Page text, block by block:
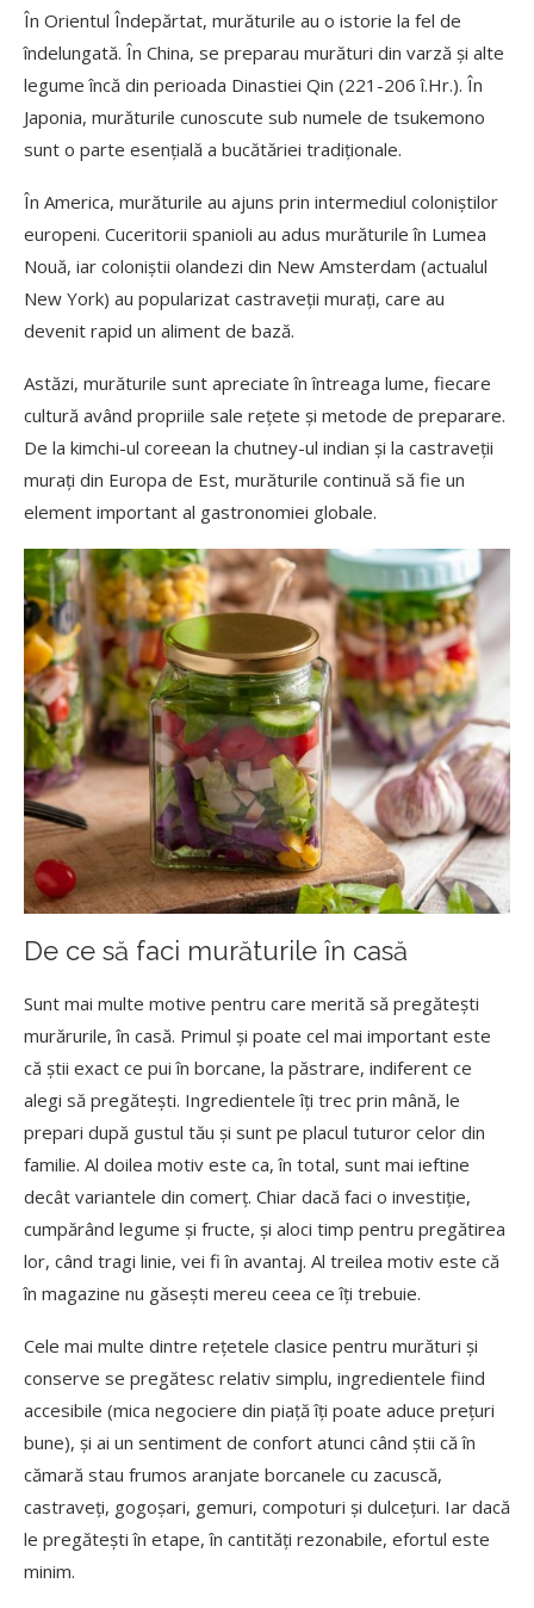
În Orientul Îndepărtat, murăturile au o istorie la fel de
îndelungată. În China, se preparau murături din varză și alte
legume încă din perioada Dinastiei Qin (221-206 î.Hr.). În
Japonia, murăturile cunoscute sub numele de tsukemono
sunt o parte esențială a bucătăriei tradiționale.
În America, murăturile au ajuns prin intermediul coloniștilor
europeni. Cuceritorii spanioli au adus murăturile în Lumea
Nouă, iar coloniștii olandezi din New Amsterdam (actualul
New York) au popularizat castraveții murați, care au
devenit rapid un aliment de bază.
Astăzi, murăturile sunt apreciate în întreaga lume, fiecare
cultură având propriile sale rețete și metode de preparare.
De la kimchi-ul coreean la chutney-ul indian și la castraveții
murați din Europa de Est, murăturile continuă să fie un
element important al gastronomiei globale.
De ce să faci murăturile în casă
Sunt mai multe motive pentru care merită să pregătești
murărurile, în casă. Primul și poate cel mai important este
că știi exact ce pui în borcane, la păstrare, indiferent ce
alegi să pregătești. Ingredientele îți trec prin mână, le
prepari după gustul tău și sunt pe placul tuturor celor din
familie. Al doilea motiv este ca, în total, sunt mai ieftine
decât variantele din comerț. Chiar dacă faci o investiție,
cumpărând legume și fructe, și aloci timp pentru pregătirea
lor, când tragi linie, vei fi în avantaj. Al treilea motiv este că
în magazine nu găsești mereu ceea ce îți trebuie.
Cele mai multe dintre rețetele clasice pentru murături și
conserve se pregătesc relativ simplu, ingredientele fiind
accesibile (mica negociere din piață îți poate aduce prețuri
bune), și ai un sentiment de confort atunci când știi că în
cămară stau frumos aranjate borcanele cu zacuscă,
castraveți, gogoșari, gemuri, compoturi și dulcețuri. Iar dacă
le pregătești în etape, în cantități rezonabile, efortul este
minim.